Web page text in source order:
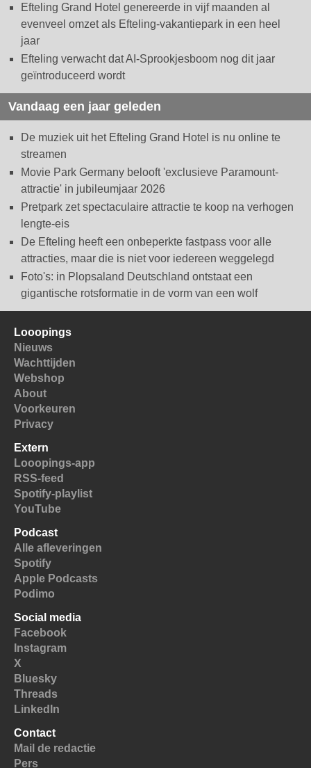
Efteling Grand Hotel genereerde in vijf maanden al
evenveel omzet als Efteling-vakantiepark in een heel
jaar
Efteling verwacht dat AI-Sprookjesboom nog dit jaar
geïntroduceerd wordt
Vandaag een jaar geleden
De muziek uit het Efteling Grand Hotel is nu online te
streamen
Movie Park Germany belooft 'exclusieve Paramount-
attractie' in jubileumjaar 2026
Pretpark zet spectaculaire attractie te koop na verhogen
lengte-eis
De Efteling heeft een onbeperkte fastpass voor alle
attracties, maar die is niet voor iedereen weggelegd
Foto's: in Plopsaland Deutschland ontstaat een
gigantische rotsformatie in de vorm van een wolf
Looopings
Nieuws
Wachttijden
Webshop
About
Voorkeuren
Privacy
Extern
Looopings-app
RSS-feed
Spotify-playlist
YouTube
Podcast
Alle afleveringen
Spotify
Apple Podcasts
Podimo
Social media
Facebook
Instagram
X
Bluesky
Threads
LinkedIn
Contact
Mail de redactie
Pers